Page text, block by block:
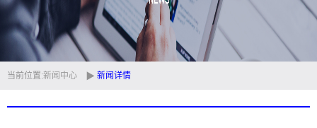
公司简介
产品中心
技术支持
视频中心
当前位置:新闻中心 新闻详情